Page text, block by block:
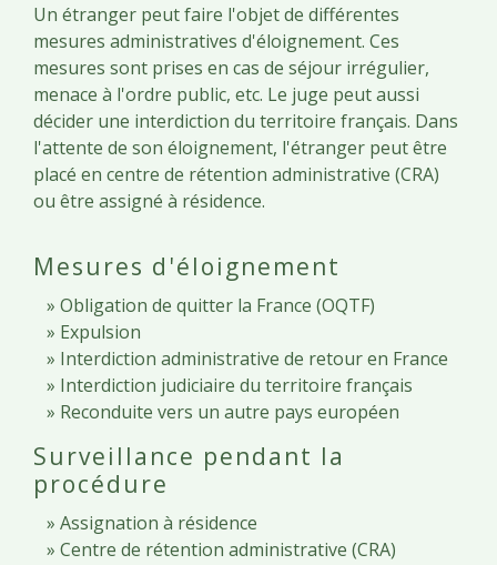
Un étranger peut faire l'objet de différentes
mesures administratives d'éloignement. Ces
mesures sont prises en cas de séjour irrégulier,
menace à l'ordre public, etc. Le juge peut aussi
décider une interdiction du territoire français. Dans
l'attente de son éloignement, l'étranger peut être
placé en centre de rétention administrative (CRA)
ou être assigné à résidence.
Mesures d'éloignement
Obligation de quitter la France (OQTF)
Expulsion
Interdiction administrative de retour en France
Interdiction judiciaire du territoire français
Reconduite vers un autre pays européen
Surveillance pendant la
procédure
Assignation à résidence
Centre de rétention administrative (CRA)